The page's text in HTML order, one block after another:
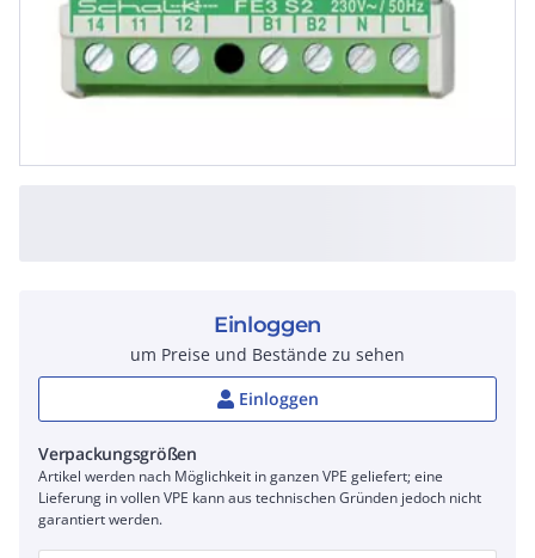
Einloggen
um Preise und Bestände zu sehen
Einloggen
Verpackungsgrößen
Artikel werden nach Möglichkeit in ganzen VPE geliefert; eine
Lieferung in vollen VPE kann aus technischen Gründen jedoch nicht
garantiert werden.